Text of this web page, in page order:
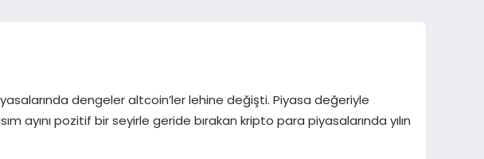
dengeler altcoin’ler lehine değişti. Piyasa değeriyle
ayını pozitif bir seyirle geride bırakan kripto para piyasalarında yılın